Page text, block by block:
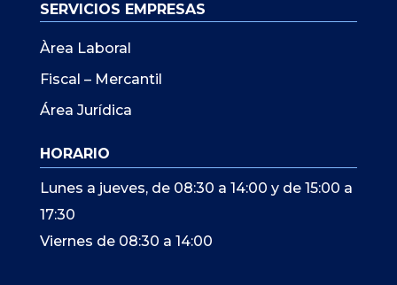
SERVICIOS EMPRESAS
Àrea Laboral
Fiscal – Mercantil
Área Jurídica
HORARIO
Lunes a jueves, de 08:30 a 14:00 y de 15:00 a
17:30
Viernes de 08:30 a 14:00